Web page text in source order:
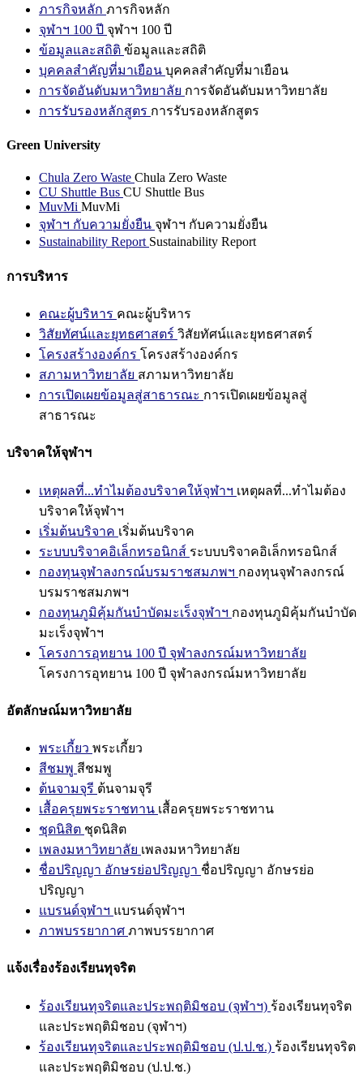
ภารกิจหลัก ภารกิจหลัก
จุฬาฯ 100 ปี จุฬาฯ 100 ปี
ข้อมูลและสถิติ ข้อมูลและสถิติ
บุคคลสำคัญที่มาเยือน บุคคลสำคัญที่มาเยือน
การจัดอันดับมหาวิทยาลัย การจัดอันดับมหาวิทยาลัย
การรับรองหลักสูตร การรับรองหลักสูตร
Green University
Chula Zero Waste Chula Zero Waste
CU Shuttle Bus CU Shuttle Bus
MuvMi MuvMi
จุฬาฯ กับความยั่งยืน จุฬาฯ กับความยั่งยืน
Sustainability Report Sustainability Report
การบริหาร
คณะผู้บริหาร คณะผู้บริหาร
วิสัยทัศน์และยุทธศาสตร์ วิสัยทัศน์และยุทธศาสตร์
โครงสร้างองค์กร โครงสร้างองค์กร
สภามหาวิทยาลัย สภามหาวิทยาลัย
การเปิดเผยข้อมูลสู่สาธารณะ การเปิดเผยข้อมูลสู่
สาธารณะ
บริจาคให้จุฬาฯ
เหตุผลที่...ทำไมต้องบริจาคให้จุฬาฯ เหตุผลที่...ทำไมต้อง
บริจาคให้จุฬาฯ
เริ่มต้นบริจาค เริ่มต้นบริจาค
ระบบบริจาคอิเล็กทรอนิกส์ ระบบบริจาคอิเล็กทรอนิกส์
กองทุนจุฬาลงกรณ์บรมราชสมภพฯ กองทุนจุฬาลงกรณ์
บรมราชสมภพฯ
กองทุนภูมิคุ้มกันบำบัดมะเร็งจุฬาฯ กองทุนภูมิคุ้มกันบำบัด
มะเร็งจุฬาฯ
โครงการอุทยาน 100 ปี จุฬาลงกรณ์มหาวิทยาลัย
โครงการอุทยาน 100 ปี จุฬาลงกรณ์มหาวิทยาลัย
อัตลักษณ์มหาวิทยาลัย
พระเกี้ยว พระเกี้ยว
สีชมพู สีชมพู
ต้นจามจุรี ต้นจามจุรี
เสื้อครุยพระราชทาน เสื้อครุยพระราชทาน
ชุดนิสิต ชุดนิสิต
เพลงมหาวิทยาลัย เพลงมหาวิทยาลัย
ชื่อปริญญา อักษรย่อปริญญา ชื่อปริญญา อักษรย่อ
ปริญญา
แบรนด์จุฬาฯ แบรนด์จุฬาฯ
ภาพบรรยากาศ ภาพบรรยากาศ
แจ้งเรื่องร้องเรียนทุจริต
ร้องเรียนทุจริตและประพฤติมิชอบ (จุฬาฯ) ร้องเรียนทุจริต
และประพฤติมิชอบ (จุฬาฯ)
ร้องเรียนทุจริตและประพฤติมิชอบ (ป.ป.ช.) ร้องเรียนทุจริต
และประพฤติมิชอบ (ป.ป.ช.)